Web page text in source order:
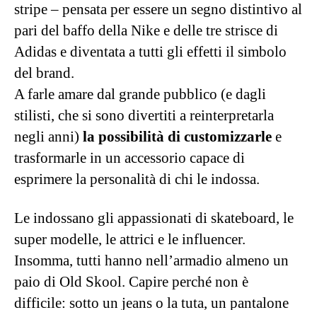
stripe – pensata per essere un segno distintivo al
pari del baffo della Nike e delle tre strisce di
Adidas e diventata a tutti gli effetti il simbolo
del brand.
A farle amare dal grande pubblico (e dagli
stilisti, che si sono divertiti a reinterpretarla
negli anni) la possibilità di customizzarle e
trasformarle in un accessorio capace di
esprimere la personalità di chi le indossa.
Le indossano gli appassionati di skateboard, le
super modelle, le attrici e le influencer.
Insomma, tutti hanno nell’armadio almeno un
paio di Old Skool. Capire perché non è
difficile: sotto un jeans o la tuta, un pantalone